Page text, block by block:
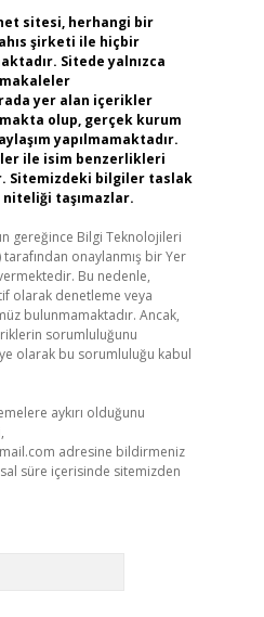
sitesi, herhangi bir
şirketi ile hiçbir
Sitede yalnızca
makaleler
yer alan içerikler
olup, gerçek kurum
yapılmamaktadır.
ile isim benzerlikleri
Sitemizdeki bilgiler taslak
taşımazlar.
gereğince Bilgi Teknolojileri
onaylanmış bir Yer
Bu nedenle,
olarak denetleme veya
bulunmamaktadır. Ancak,
sorumluluğunu
olarak bu sorumluluğu kabul
aykırı olduğunu
adresine bildirmeniz
süre içerisinde sitemizden